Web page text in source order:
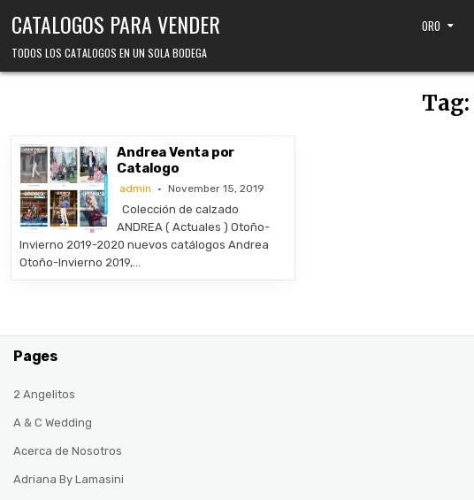
CATALOGOS PARA VENDER
TODOS LOS CATALOGOS EN UN SOLA BODEGA
ORO
Tag:
Andrea Venta por
Catalogo
admin November 15, 2019
Colección de calzado
ANDREA ( Actuales ) Otoño-
Invierno 2019-2020 nuevos catálogos Andrea
Otoño-Invierno 2019,…
Pages
2 Angelitos
A & C Wedding
Acerca de Nosotros
Adriana By Lamasini